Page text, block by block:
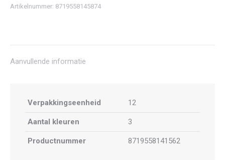
Artikelnummer: 8719558145874
Aanvullende informatie
Verpakkingseenheid 12
Aantal kleuren 3
Productnummer 8719558141562